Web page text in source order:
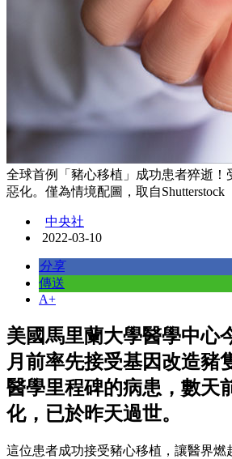
全球首例「豬心移植」成功患者猝逝！
惡化。僅為情境配圖，取自Shutterstock
中央社
2022-03-10
分享
傳送
A+
美國馬里蘭大學醫學中心
月前率先接受基因改造豬
醫學里程碑的病患，數天
化，已於昨天過世。
這位患者成功接受豬心移植，讓醫界燃